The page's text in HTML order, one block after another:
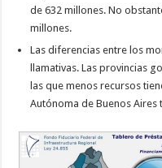
de 632 millones. No
millones.
Las diferencias entre los
llamativas. Las provincias
las que menos recursos
Autónoma de Buenos Aires